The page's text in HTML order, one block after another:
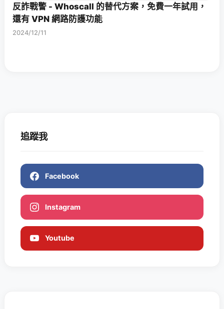
反詐戰警 - Whoscall 的替代方案，免費一年試用，
還有 VPN 網路防護功能
2024/12/11
追蹤我
Facebook
Instagram
Youtube